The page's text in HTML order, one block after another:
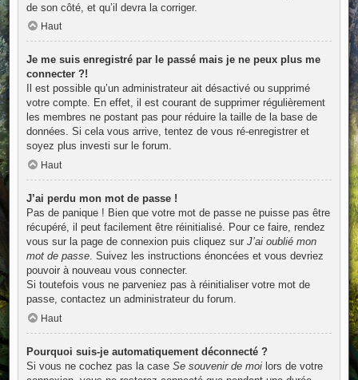
de son côté, et qu’il devra la corriger.
Haut
Je me suis enregistré par le passé mais je ne peux plus me
connecter ?!
Il est possible qu’un administrateur ait désactivé ou supprimé
votre compte. En effet, il est courant de supprimer régulièrement
les membres ne postant pas pour réduire la taille de la base de
données. Si cela vous arrive, tentez de vous ré-enregistrer et
soyez plus investi sur le forum.
Haut
J’ai perdu mon mot de passe !
Pas de panique ! Bien que votre mot de passe ne puisse pas être
récupéré, il peut facilement être réinitialisé. Pour ce faire, rendez
vous sur la page de connexion puis cliquez sur J’ai oublié mon
mot de passe. Suivez les instructions énoncées et vous devriez
pouvoir à nouveau vous connecter.
Si toutefois vous ne parveniez pas à réinitialiser votre mot de
passe, contactez un administrateur du forum.
Haut
Pourquoi suis-je automatiquement déconnecté ?
Si vous ne cochez pas la case Se souvenir de moilors de votre